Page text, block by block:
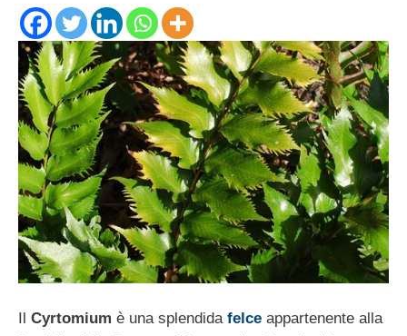
Il Cyrtomium è una splendidafelce appartenente alla